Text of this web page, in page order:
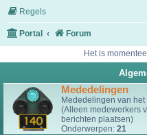
Regels
Portal Forum
Het is
Mededelingen
Mededelingen van
(Alleen medewerkers
berichten plaatsen)
Onderwerpen: 21